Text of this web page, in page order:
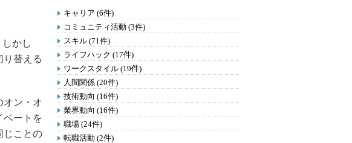
かし
り替える
オン・オ
ベートを
じことの
キャリア (6件)
コミュニティ活動 (3件)
スキル (71件)
ライフハック (17件)
ワークスタイル (19件)
人間関係 (20件)
技術動向 (16件)
業界動向 (16件)
職場 (24件)
転職活動 (2件)